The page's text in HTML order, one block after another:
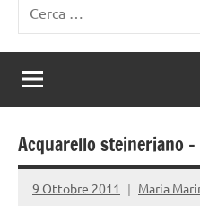
per:
Acquarello steineriano –
9 Ottobre 2011 Maria